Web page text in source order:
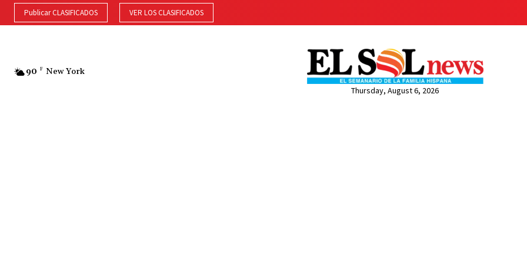
Publicar CLASIFICADOS VER LOS CLASIFICADOS
90 F New York
Thursday, August 6, 2026